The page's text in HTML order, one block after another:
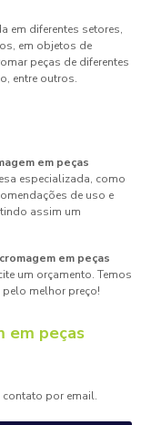
em diferentes setores,
em objetos de
peças de diferentes
entre outros.
em peças
especializada, como
de uso e
assim um
cromagem em peças
um orçamento. Temos
pelo melhor preço!
em peças
contato por email.